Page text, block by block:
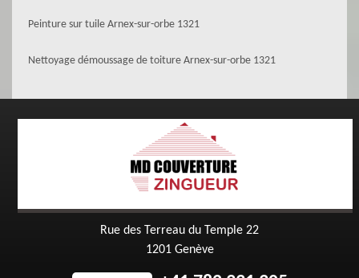
Peinture sur tuile Arnex-sur-orbe 1321
Nettoyage démoussage de toiture Arnex-sur-orbe 1321
Rue des Terreau du Temple 22
1201 Genève